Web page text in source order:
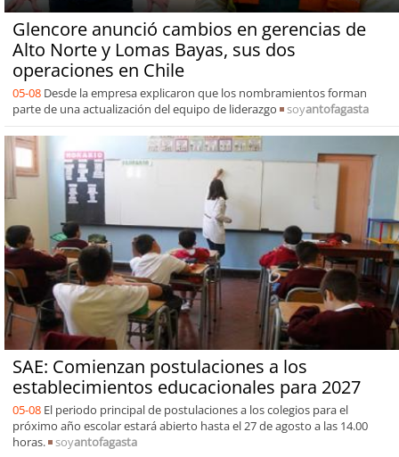
Glencore anunció cambios en gerencias de
Alto Norte y Lomas Bayas, sus dos
operaciones en Chile
05-08 Desde la empresa explicaron que los nombramientos forman
parte de una actualización del equipo de liderazgo
soyantofagasta
SAE: Comienzan postulaciones a los
establecimientos educacionales para 2027
05-08 El periodo principal de postulaciones a los colegios para el
próximo año escolar estará abierto hasta el 27 de agosto a las 14.00
horas.
soyantofagasta